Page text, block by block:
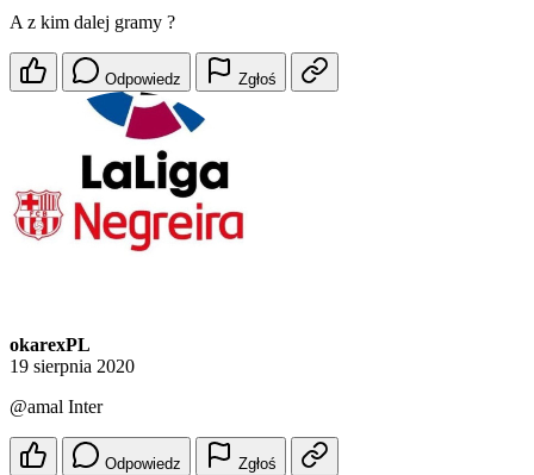
A z kim dalej gramy ?
Odpowiedz Zgłoś
okarexPL
19 sierpnia 2020
@amal Inter
Odpowiedz Zgłoś